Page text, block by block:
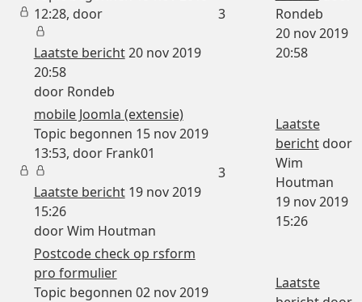
12:28, door
Laatste bericht20 nov 2019
20:58
door Rondeb
3
Rondeb
20 nov 2019
20:58
mobile Joomla (extensie)
Topic begonnen 15 nov 2019
13:53, door Frank01
Laatste bericht19 nov 2019
15:26
doorWim Houtman
3
Laatste
berichtdoor
Wim
Houtman
19 nov 2019
15:26
Postcode check op rsform
pro formulier
Topic begonnen 02 nov 2019
Laatste